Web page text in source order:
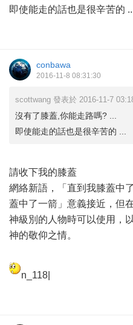
即使能走的話也是很辛苦的
conbawa
2016-11-8 08:31:30
scottwang 發表於 2016-11-7
沒有了膝蓋,你能走路嗎? ...
即使能走的話也是很辛苦的 ...
請收下我的膝蓋
網絡新語，「直到我膝蓋中
蓋中了一箭」意義接近，但
神級別的人物時可以使用，
神的敬仰之情。
n_118|